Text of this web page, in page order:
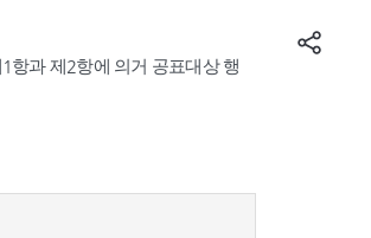
항과 제2항에 의거 공표대상 행